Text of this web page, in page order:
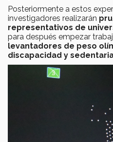
Posteriormente a estos
investigadores realizarán
representativos de
para después empezar
levantadores de peso
discapacidad y